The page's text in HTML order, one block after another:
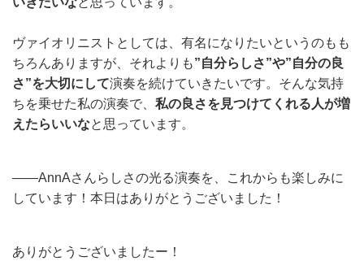
ヴァイオリニストとしては、有名になりたいというのもも
ちろんありますが、それよりも”自分らしさ”や”自分の良
さ”を大切にして演奏を続けていきたいです。そんな気持
ちを乗せた私の演奏で、 私の良さを見つけてくれる人が増
えたらいいなと思っています。
——AnnAさんらしさの光る演奏を、これからも楽しみに
しています！本日はありがとうございました！
ありがとうございましたー！